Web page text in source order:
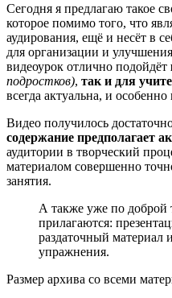
Сегодня я предлагаю такое
которое помимо того, что
аудирования, ещё и несёт в
для организации и
видеоурок отлично подойдёт
подростков), так и для
всегда актуальна, и
Видео получилось
содержание предполагает
аудитории в творческий
материалом совершенно
занятия.
А также уже по доброй
прилагаются:
раздаточный материал
упражнения.
Размер архива со всеми